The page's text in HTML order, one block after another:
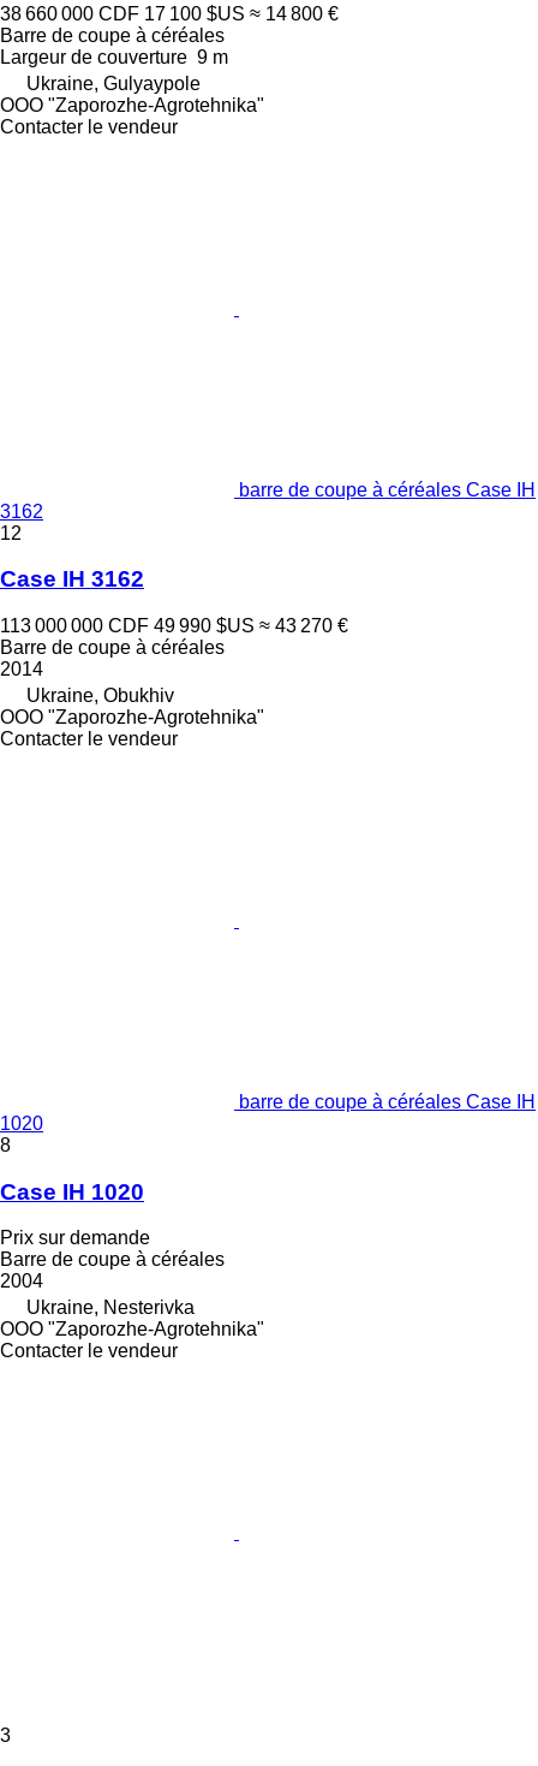
38 660 000 CDF 17 100 $US ≈ 14 800 €
Barre de coupe à céréales
Largeur de couverture 9 m
Ukraine, Gulyaypole
OOO "Zaporozhe-Agrotehnika"
Contacter le vendeur
barre de coupe à céréales Case IH
3162
12
Case IH 3162
113 000 000 CDF 49 990 $US ≈ 43 270 €
Barre de coupe à céréales
2014
Ukraine, Obukhiv
OOO "Zaporozhe-Agrotehnika"
Contacter le vendeur
barre de coupe à céréales Case IH
1020
8
Case IH 1020
Prix sur demande
Barre de coupe à céréales
2004
Ukraine, Nesterivka
OOO "Zaporozhe-Agrotehnika"
Contacter le vendeur
3